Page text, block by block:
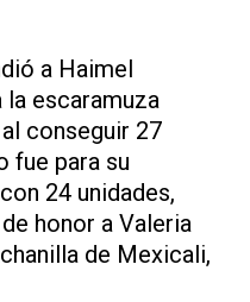
a Haimel
escaramuza
conseguir 27
fue para su
24 unidades,
honor a Valeria
de Mexicali,